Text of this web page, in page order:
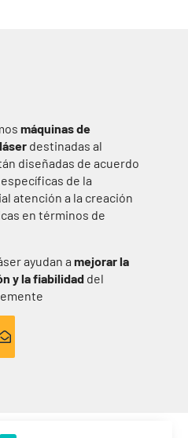
máquinas de
destinadas al
diseñadas de acuerdo
de la
atención a la creación
en términos de
ayudan a mejorar la
y la fiabilidad del